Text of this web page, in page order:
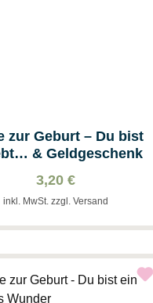
zur Geburt – Du bist
& Geldgeschenk
3,20 €
inkl. MwSt. zzgl. Versand